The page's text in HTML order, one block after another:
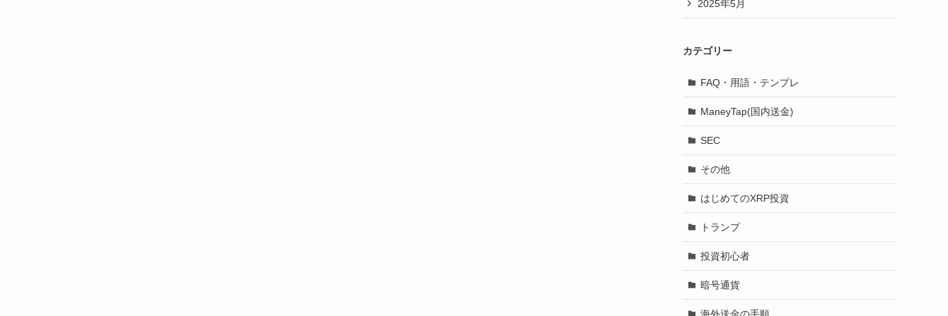
2025年5月
カテゴリー
FAQ・用語・テンプレ
ManeyTap(国内送金)
SEC
その他
はじめてのXRP投資
トランプ
投資初心者
暗号通貨
海外送金の手順